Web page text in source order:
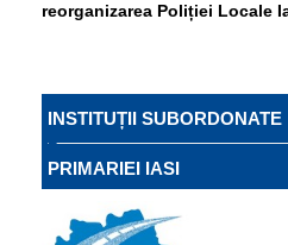
reorganizarea Poliției Locale
INSTITUȚII SUBORDONATE
PRIMARIEI IASI